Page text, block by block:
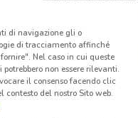
di navigazione gli o
di tracciamento affinché
Nel caso in cui queste
non essere rilevanti.
il consenso facendo clic
del nostro Sito web.